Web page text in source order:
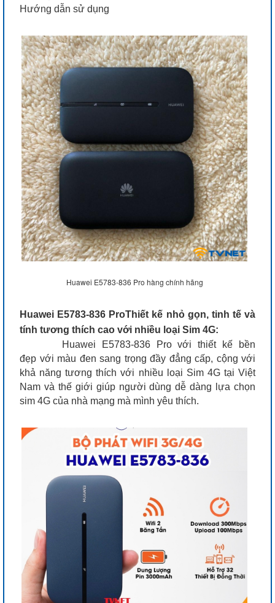
Hướng dẫn sử dụng
Huawei E5783-836 Pro hàng chính hãng
Huawei E5783-836 ProThiết kế nhỏ gọn, tinh tế và
tính tương thích cao với nhiều loại Sim 4G:
Huawei E5783-836 Pro với thiết kế bền
đẹp với màu đen sang trọng đầy đẳng cấp, cộng với
khả năng tương thích với nhiều loại Sim 4G tại Việt
Nam và thế giới giúp người dùng dễ dàng lựa chọn
sim 4G của nhà mạng mà mình yêu thích.